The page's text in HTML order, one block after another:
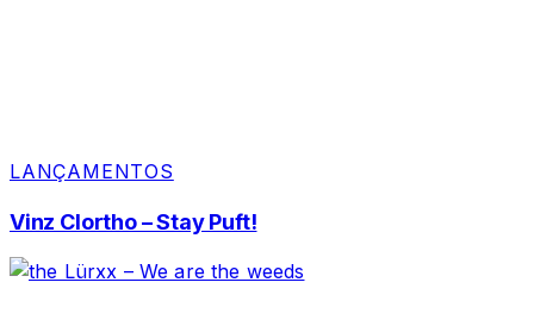
LANÇAMENTOS
Vinz Clortho – Stay Puft!